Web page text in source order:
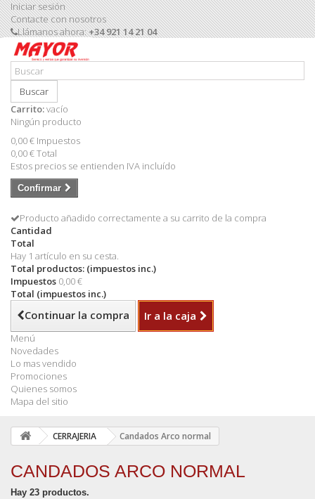
Iniciar sesión
Contacte con nosotros
Llámanos ahora:+34 921 14 21 04
Buscar
Carrito:vacío
Ningún producto
0,00 € Impuestos
0,00 €Total
Estos precios se entienden IVA incluído
Confirmar
Producto añadido correctamente a su carrito de la compra
Cantidad
Total
Hay 1 artículo en su cesta.
Total productos: (impuestos inc.)
Impuestos 0,00 €
Total (impuestos inc.)
Continuar la compra Ir a la caja
Menú
Novedades
Lo mas vendido
Promociones
Quienes somos
Mapa del sitio
CERRAJERIA Candados Arco normal
CANDADOS ARCO NORMAL
Hay 23 productos.